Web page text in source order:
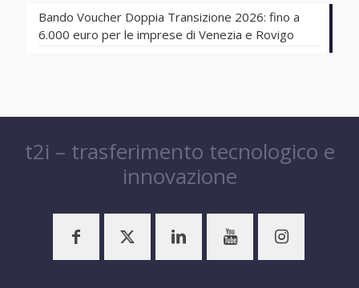
Bando Voucher Doppia Transizione 2026: fino a
6.000 euro per le imprese di Venezia e Rovigo
t2i – trasferimento tecnologico e
innovazione